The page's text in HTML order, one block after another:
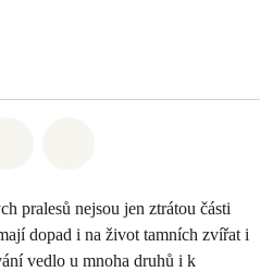
pralesů nejsou jen ztrátou části
dopad i na život tamních zvířat i
vedlo u mnoha druhů i k